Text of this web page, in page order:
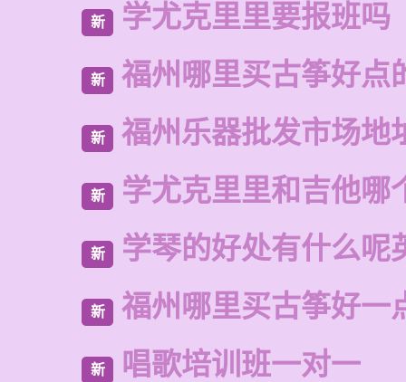
新 学尤克里里要报班吗
新 福州哪里买古筝好点
新 福州乐器批发市场地
新 学尤克里里和吉他哪
新 学琴的好处有什么呢
新 福州哪里买古筝好一
新 唱歌培训班一对一